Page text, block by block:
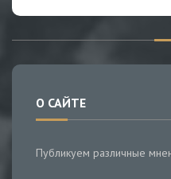
О САЙТЕ
Публикуем различные